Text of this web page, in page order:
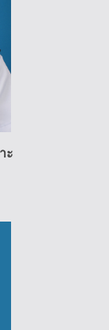
ะ